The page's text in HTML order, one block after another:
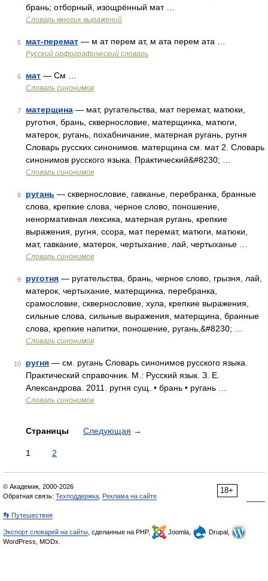
брань; отборный, изощрённый мат …
Словарь многих выражений
5 мат-перемат — м ат перем ат, м ата перем ата …
Русский орфографический словарь
6 мат — См …
Словарь синонимов
7 матерщина — мат, ругательства, мат перемат, матюки,
руготня, брань, сквернословие, матерщинка, матюги,
матерок, ругань, похабничание, матерная ругань, ругня
Словарь русских синонимов. матерщина см. мат 2. Словарь
синонимов русского языка. Практический&#8230; …
Словарь синонимов
8 ругань — сквернословие, гавканье, перебранка, бранные
слова, крепкие слова, черное слово, поношение,
ненормативная лексика, матерная ругань, крепкие
выражения, ругня, ссора, мат перемат, матюги, матюки,
мат, гавкание, матерок, чертыхание, лай, чертыханье …
Словарь синонимов
9 руготня — ругательства, брань, черное слово, грызня, лай,
матерок, чертыхание, матерщинка, перебранка,
срамословие, сквернословие, хула, крепкие выражения,
сильные слова, сильные выражения, матерщина, бранные
слова, крепкие напитки, поношение, ругань,&#8230; …
Словарь синонимов
10 ругня — см. ругань Словарь синонимов русского языка.
Практический справочник. М.: Русский язык. З. Е.
Александрова. 2011. ругня сущ. • брань • ругань …
Словарь синонимов
Страницы Следующая →
1 2
18+
© Академик, 2000-2026
Обратная связь: Техподдержка Реклама на сайте
👣 Путешествия
Экспорт словарей на сайты , сделанные на PHP, Joomla,
Drupal,
WordPress, MODx.